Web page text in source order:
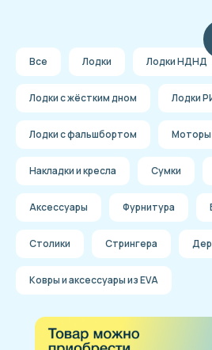
Все Лодки Лодки НДНД
Лодки с жёстким дном Лодки
Лодки с фальшбортом Моторы
Накладки и кресла Сумки
Аксессуары Фурнитура
Столики Стрингера
Ковры и аксессуары из EVA